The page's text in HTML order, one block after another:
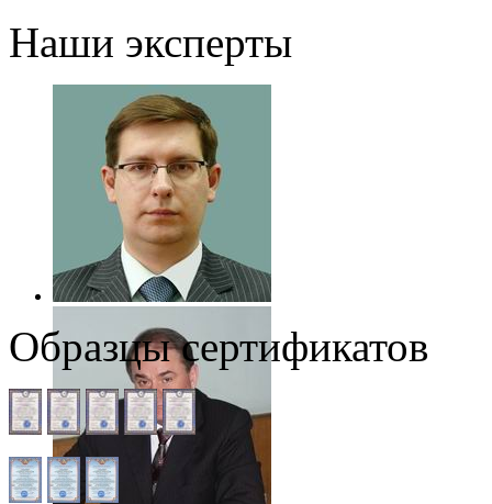
Наши эксперты
Образцы сертификатов